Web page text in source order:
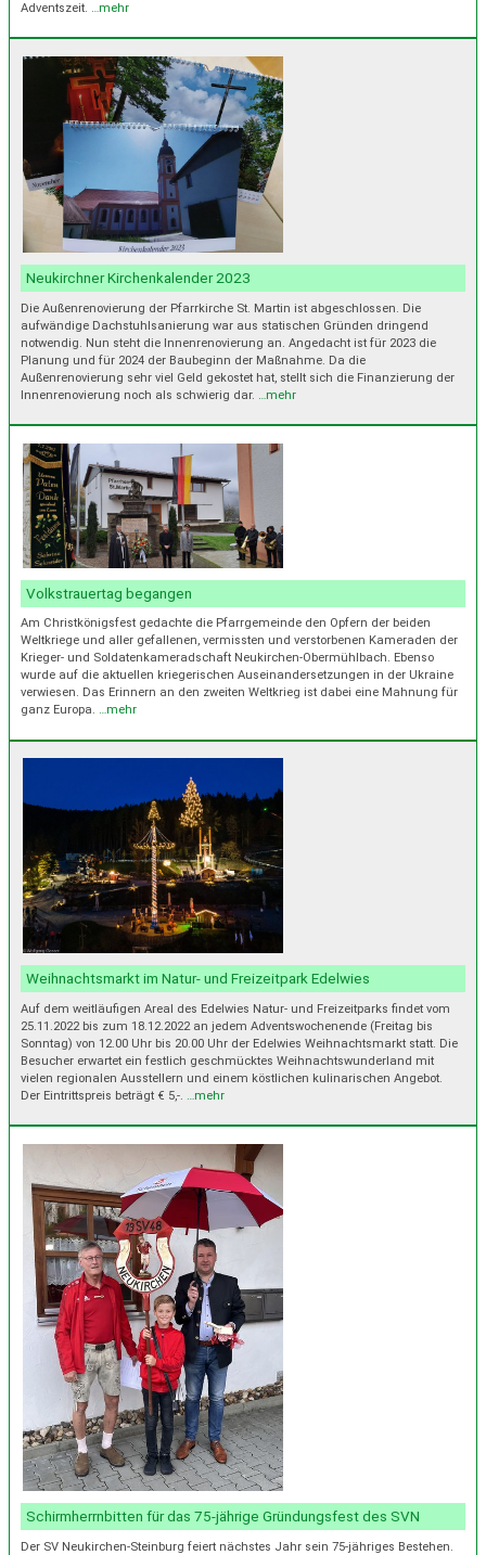
Adventszeit. …mehr
Neukirchner Kirchenkalender 2023
Die Außenrenovierung der Pfarrkirche St. Martin ist abgeschlossen. Die
aufwändige Dachstuhlsanierung war aus statischen Gründen dringend
notwendig. Nun steht die Innenrenovierung an. Angedacht ist für 2023 die
Planung und für 2024 der Baubeginn der Maßnahme. Da die
Außenrenovierung sehr viel Geld gekostet hat, stellt sich die Finanzierung der
Innenrenovierung noch als schwierig dar. …mehr
Volkstrauertag begangen
Am Christkönigsfest gedachte die Pfarrgemeinde den Opfern der beiden
Weltkriege und aller gefallenen, vermissten und verstorbenen Kameraden der
Krieger- und Soldatenkameradschaft Neukirchen-Obermühlbach. Ebenso
wurde auf die aktuellen kriegerischen Auseinandersetzungen in der Ukraine
verwiesen. Das Erinnern an den zweiten Weltkrieg ist dabei eine Mahnung für
ganz Europa. …mehr
Weihnachtsmarkt im Natur- und Freizeitpark Edelwies
Auf dem weitläufigen Areal des Edelwies Natur- und Freizeitparks findet vom
25.11.2022 bis zum 18.12.2022 an jedem Adventswochenende (Freitag bis
Sonntag) von 12.00 Uhr bis 20.00 Uhr der Edelwies Weihnachtsmarkt statt. Die
Besucher erwartet ein festlich geschmücktes Weihnachtswunderland mit
vielen regionalen Ausstellern und einem köstlichen kulinarischen Angebot.
Der Eintrittspreis beträgt € 5,-. …mehr
Schirmherrnbitten für das 75-jährige Gründungsfest des SVN
Der SV Neukirchen-Steinburg feiert nächstes Jahr sein 75-jähriges Bestehen.